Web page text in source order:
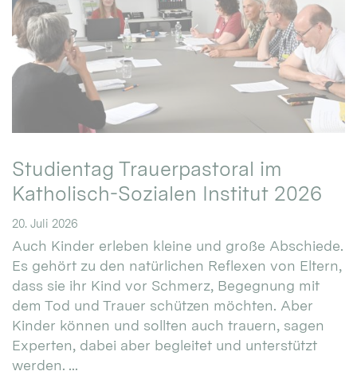
Studientag Trauerpastoral im
Katholisch-Sozialen Institut 2026
20. Juli 2026
Auch Kinder erleben kleine und große Abschiede.
Es gehört zu den natürlichen Reflexen von Eltern,
dass sie ihr Kind vor Schmerz, Begegnung mit
dem Tod und Trauer schützen möchten. Aber
Kinder können und sollten auch trauern, sagen
Experten, dabei aber begleitet und unterstützt
werden. ...